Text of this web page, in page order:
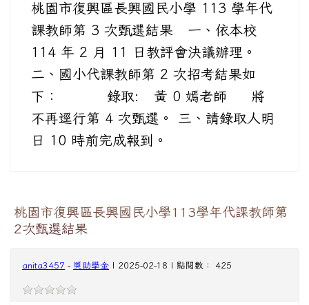
桃園市復興區長興國民小學 113 學年代
課教師第 3 次甄選結果 一、依本校
114 年 2 月 11 日教評會決議辦理。
二、國小代課教師第 2 次招考結果如
下： 錄取: 黃 0 嫣老師 將
不再逕行第 4 次甄選。 三、請錄取人明
日 10 時前完成報到。
桃園市復興區長興國民小學113學年代課教師第
2次甄選結果
anita3457 - 獎助學金 | 2025-02-18 | 點閱數： 425